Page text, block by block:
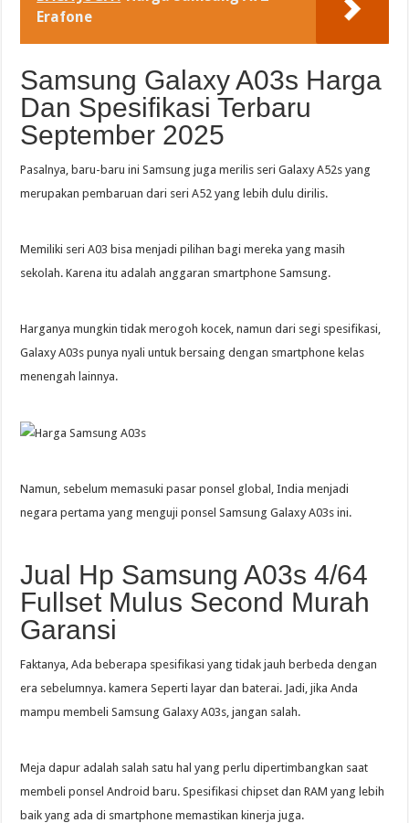
Erafone
Samsung Galaxy A03s Harga
Dan Spesifikasi Terbaru
September 2025
Pasalnya, baru-baru ini Samsung juga merilis seri Galaxy A52s yang
merupakan pembaruan dari seri A52 yang lebih dulu dirilis.
Memiliki seri A03 bisa menjadi pilihan bagi mereka yang masih
sekolah. Karena itu adalah anggaran smartphone Samsung.
Harganya mungkin tidak merogoh kocek, namun dari segi spesifikasi,
Galaxy A03s punya nyali untuk bersaing dengan smartphone kelas
menengah lainnya.
Namun, sebelum memasuki pasar ponsel global, India menjadi
negara pertama yang menguji ponsel Samsung Galaxy A03s ini.
Jual Hp Samsung A03s 4/64
Fullset Mulus Second Murah
Garansi
Faktanya, Ada beberapa spesifikasi yang tidak jauh berbeda dengan
era sebelumnya. kamera Seperti layar dan baterai. Jadi, jika Anda
mampu membeli Samsung Galaxy A03s, jangan salah.
Meja dapur adalah salah satu hal yang perlu dipertimbangkan saat
membeli ponsel Android baru. Spesifikasi chipset dan RAM yang lebih
baik yang ada di smartphone memastikan kinerja juga.